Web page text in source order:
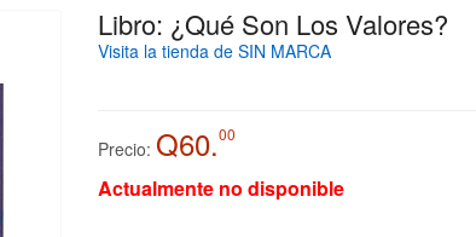
Libro: ¿Qué Son Los Valores?
Visita la tienda de SIN MARCA
Precio: Q60.00
Actualmente no disponible